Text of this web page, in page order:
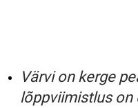
Värvi on kerge
lõppviimistlus on